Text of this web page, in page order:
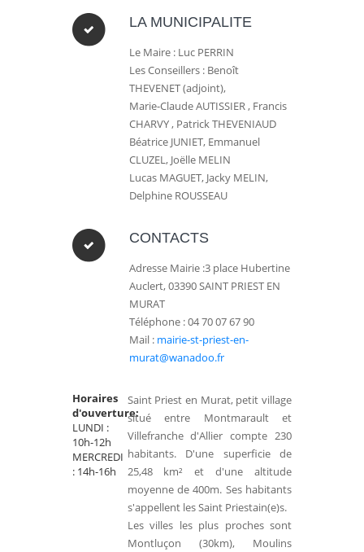
LA MUNICIPALITE
Le Maire : Luc PERRIN
Les Conseillers : Benoît
THEVENET (adjoint),
Marie-Claude AUTISSIER , Francis
CHARVY , Patrick THEVENIAUD
Béatrice JUNIET, Emmanuel
CLUZEL, Joëlle MELIN
Lucas MAGUET, Jacky MELIN,
Delphine ROUSSEAU
CONTACTS
Adresse Mairie :3 place Hubertine
Auclert, 03390 SAINT PRIEST EN
MURAT
Téléphone : 04 70 07 67 90
Mail : mairie-st-priest-en-
murat@wanadoo.fr
Horaires
d'ouverture:
LUNDI :
10h-12h
MERCREDI
: 14h-16h
Saint Priest en Murat, petit village
situé entre Montmarault et
Villefranche d'Allier compte 230
habitants. D'une superficie de
25,48 km² et d'une altitude
moyenne de 400m. Ses habitants
s'appellent les Saint Priestain(e)s.
Les villes les plus proches sont
Montluçon (30km), Moulins